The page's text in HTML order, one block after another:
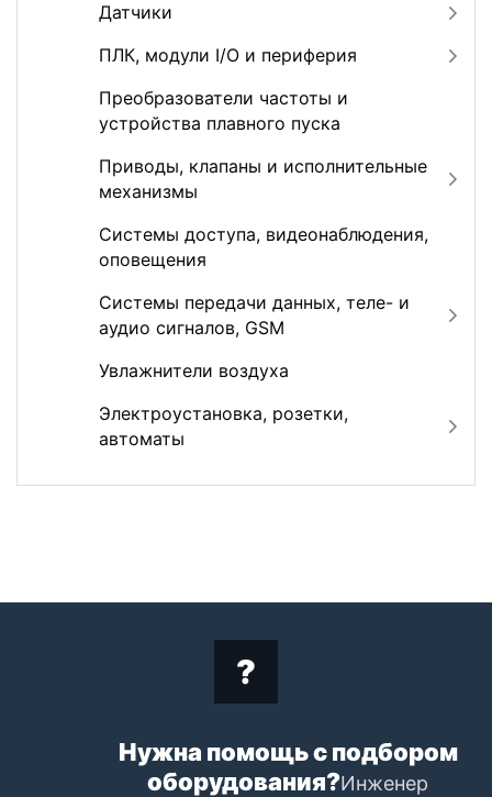
Датчики
ПЛК, модули I/O и периферия
Преобразователи частоты и
устройства плавного пуска
Приводы, клапаны и исполнительные
механизмы
Системы доступа, видеонаблюдения,
оповещения
Системы передачи данных, теле- и
аудио сигналов, GSM
Увлажнители воздуха
Электроустановка, розетки,
автоматы
Нужна помощь с подбором
оборудования?Инженер